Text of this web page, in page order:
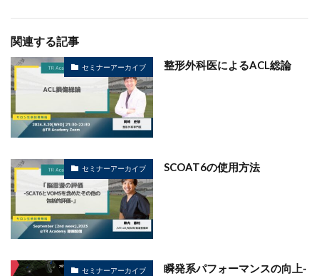
関連する記事
セミナーアーカイブ 整形外科医によるACL総論
セミナーアーカイブ SCOAT6の使用方法
セミナーアーカイブ 瞬発系パフォーマンスの向上-